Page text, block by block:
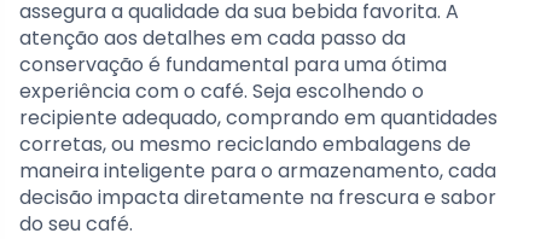
assegura a qualidade da sua bebida favorita. A
atenção aos detalhes em cada passo da
conservação é fundamental para uma ótima
experiência com o café. Seja escolhendo o
recipiente adequado, comprando em quantidades
corretas, ou mesmo reciclando embalagens de
maneira inteligente para o armazenamento, cada
decisão impacta diretamente na frescura e sabor
do seu café.